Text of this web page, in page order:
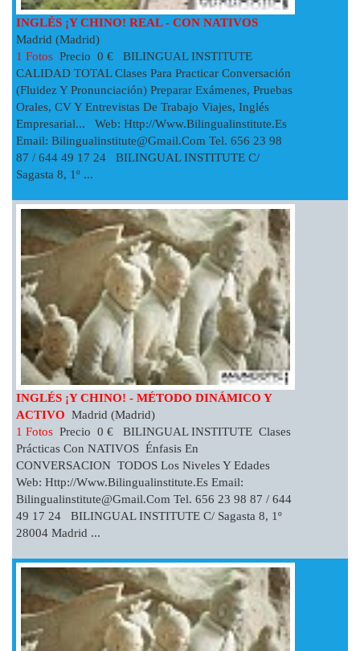
INGLÉS ¡Y CHINO! REAL - CON NATIVOS
Madrid (Madrid)
1 Fotos Precio 0 € BILINGUAL INSTITUTE
CALIDAD TOTAL Clases Para Practicar Conversación
(fluidez Y Pronunciación) Preparar Exámenes, Pruebas
Orales, CV Y Entrevistas De Trabajo Viajes, Inglés
Empresarial... Web: Http://www.bilingualinstitute.es
Email: Bilingualinstitute@gmail.com Tel. 656 23 98
87 / 644 49 17 24 BILINGUAL INSTITUTE C/
Sagasta 8, 1º ...
INGLÉS ¡Y CHINO! - MÉTODO DINÁMICO Y
ACTIVO Madrid (Madrid)
1 Fotos Precio 0 € BILINGUAL INSTITUTE Clases
Prácticas Con NATIVOS Énfasis En
CONVERSACION TODOS Los Niveles Y Edades
Web: Http://www.bilingualinstitute.es Email:
Bilingualinstitute@gmail.com Tel. 656 23 98 87 / 644
49 17 24 BILINGUAL INSTITUTE C/ Sagasta 8, 1º
28004 Madrid ...